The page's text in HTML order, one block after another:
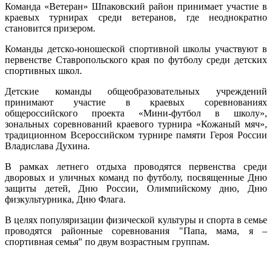
Команда «Ветеран» Шпаковский район принимает участие в
краевых турнирах среди ветеранов, где неоднократно
становится призером.
Команды детско-юношеской спортивной школы участвуют в
первенстве Ставропольского края по футболу среди детских
спортивных школ.
Детские команды общеобразовательных учреждений
принимают участие в краевых соревнованиях
общероссийского проекта «Мини-футбол в школу»,
зональных соревнований краевого турнира «Кожаный мяч»,
традиционном Всероссийском турнире памяти Героя России
Владислава Духина.
В рамках летнего отдыха проводятся первенства среди
дворовых и уличных команд по футболу, посвященные Дню
защиты детей, Дню России, Олимпийскому дню, Дню
физкультурника, Дню Флага.
В целях популяризации физической культуры и спорта в семье
проводятся районные соревнования "Папа, мама, я –
спортивная семья" по двум возрастным группам.